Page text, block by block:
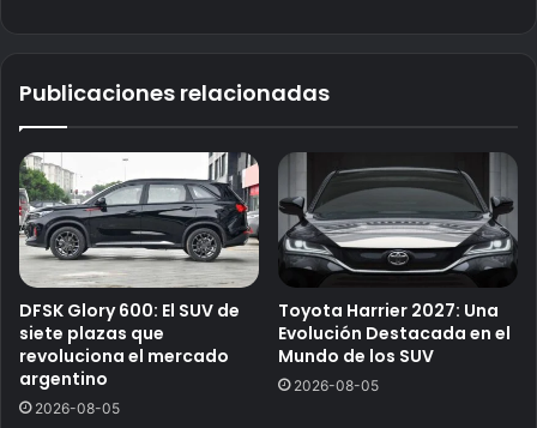
Publicaciones relacionadas
DFSK Glory 600: El SUV de
siete plazas que
revoluciona el mercado
argentino
2026-08-05
Toyota Harrier 2027: Una
Evolución Destacada en el
Mundo de los SUV
2026-08-05